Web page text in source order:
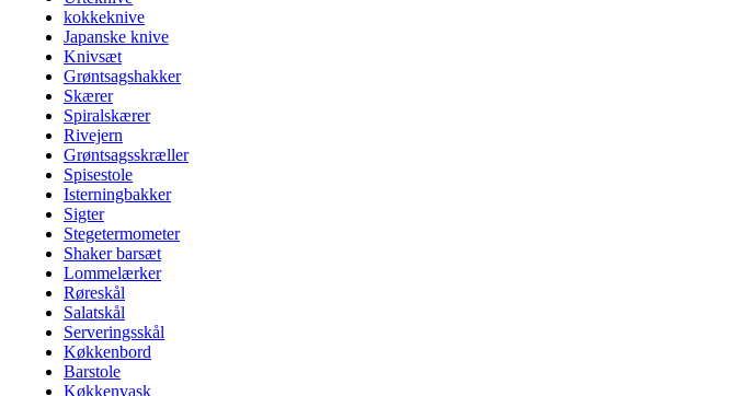
kokkeknive
Japanske knive
Knivsæt
Grøntsagshakker
Skærer
Spiralskærer
Rivejern
Grøntsagsskræller
Spisestole
Isterningbakker
Sigter
Stegetermometer
Shaker barsæt
Lommelærker
Røreskål
Salatskål
Serveringsskål
Køkkenbord
Barstole
Køkkenvask